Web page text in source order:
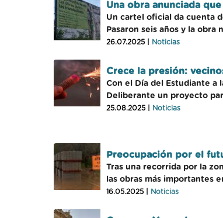
Una obra anunciada
Un cartel oficial da cuenta
Pasaron seis años y la obra
26.07.2025 | Noticias
Crece la presión:
Con el Día del Estudiante a
Deliberante un proyecto
25.08.2025 | Noticias
Preocupación por el
Tras una recorrida por la
las obras más importantes
16.05.2025 | Noticias